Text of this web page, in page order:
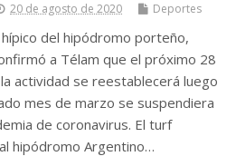
20 de agosto de 2020 Deportes
del hipódromo porteño,
a Télam que el próximo 28
actividad se reestablecerá luego
mes de marzo se suspendiera
de coronavirus. El turf
hipódromo Argentino…